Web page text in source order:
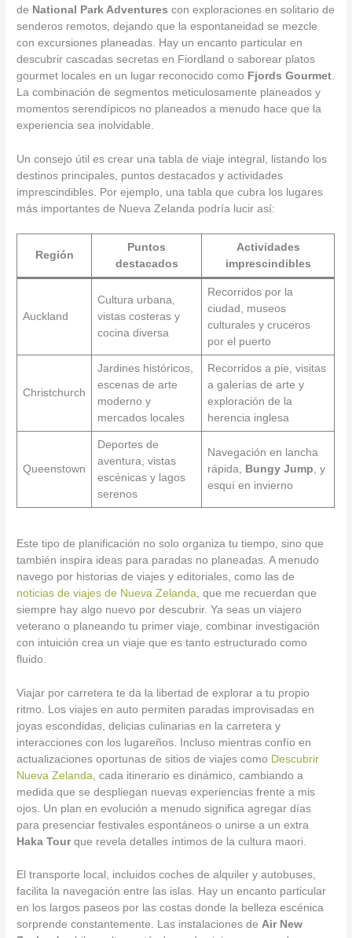
de National Park Adventures con exploraciones en solitario de
senderos remotos, dejando que la espontaneidad se mezcle
con excursiones planeadas. Hay un encanto particular en
descubrir cascadas secretas en Fiordland o saborear platos
gourmet locales en un lugar reconocido como Fjords Gourmet
La combinación de segmentos meticulosamente planeados y
momentos serendípicos no planeados a menudo hace que la
experiencia sea inolvidable.
Un consejo útil es crear una tabla de viaje integral, listando los
destinos principales, puntos destacados y actividades
imprescindibles. Por ejemplo, una tabla que cubra los lugares
más importantes de Nueva Zelanda podría lucir así:
Región
Puntos
destacados
Actividades
imprescindibles
Auckland
Cultura urbana,
vistas costeras y
cocina diversa
Recorridos por la
ciudad, museos
culturales y cruceros
por el puerto
Christchurch
Jardines históricos,
escenas de arte
moderno y
mercados locales
Recorridos a pie, visitas
a galerías de arte y
exploración de la
herencia inglesa
Queenstown
Deportes de
aventura, vistas
escénicas y lagos
serenos
Navegación en lancha
rápida, Bungy Jump, y
esquí en invierno
Este tipo de planificación no solo organiza tu tiempo, sino que
también inspira ideas para paradas no planeadas. A menudo
navego por historias de viajes y editoriales, como las de
noticias de viajes de Nueva Zelanda , que me recuerdan que
siempre hay algo nuevo por descubrir. Ya seas un viajero
veterano o planeando tu primer viaje, combinar investigación
con intuición crea un viaje que es tanto estructurado como
fluido.
Viajar por carretera te da la libertad de explorar a tu propio
ritmo. Los viajes en auto permiten paradas improvisadas en
joyas escondidas, delicias culinarias en la carretera y
interacciones con los lugareños. Incluso mientras confío en
actualizaciones oportunas de sitios de viajes como Descubrir
Nueva Zelanda , cada itinerario es dinámico, cambiando a
medida que se despliegan nuevas experiencias frente a mis
ojos. Un plan en evolución a menudo significa agregar días
para presenciar festivales espontáneos o unirse a un extra
Haka Tourque revela detalles íntimos de la cultura maori.
El transporte local, incluidos coches de alquiler y autobuses,
facilita la navegación entre las islas. Hay un encanto particular
en los largos paseos por las costas donde la belleza escénica
sorprende constantemente. Las instalaciones deAir New